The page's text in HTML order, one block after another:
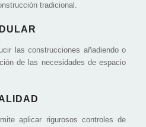
tradicional.
las construcciones añadiendo o
de las necesidades de espacio
aplicar rigurosos controles de